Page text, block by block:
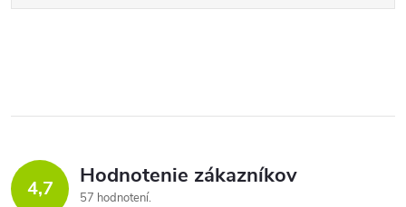
4,7 Hodnotenie zákazníkov
57 hodnotení